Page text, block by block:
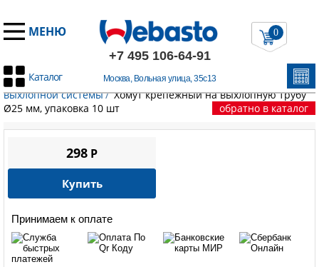
МЕНЮ
+7 495 106-64-91
Москва, Вольная улица, 35с13
Каталог
0
Главная / Запчасти Вебасто/Выхлопная система
выхлопной системы/ Хомут крепежный на выхлопную трубу
Ø25 мм, упаковка 10 шт
обратно в каталог
Принимаем к оплате
298 P
Купить